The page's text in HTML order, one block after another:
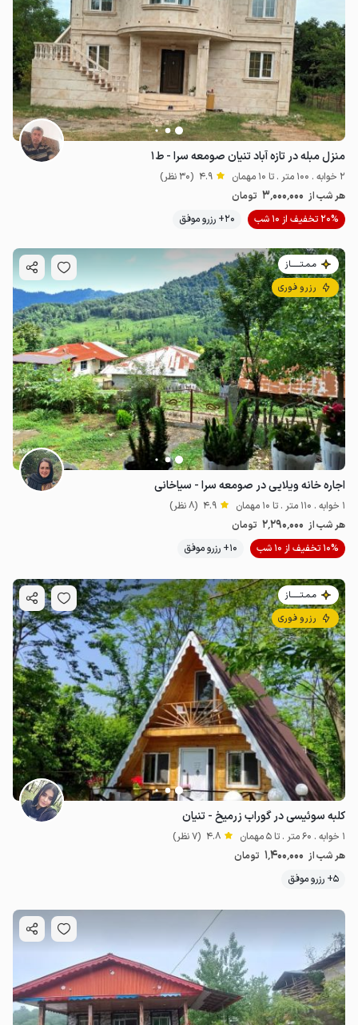
1.99میلیون ت 4.9
منزل مبله در تازه آباد تنیان صومعه سرا - ط۱
2 خوابه . 100 متر . تا 10 مهمان 4.9 (30 نظر)
هر شب از 3٬000٬000 تومان
20% تخفیف از 10 شب
20+ رزرو موفق
مـمـتــــــاز
رزرو فوری
اجاره خانه ویلایی در صومعه سرا - سیاخانی
1 خوابه . 110 متر . تا 10 مهمان 4.9 (8 نظر)
هر شب از 2٬290٬000 تومان
10% تخفیف از 10 شب
10+ رزرو موفق
مـمـتــــــاز
رزرو فوری
کلبه سوئیسی در گوراب زرمیخ - تنیان
1 خوابه . 60 متر . تا 5 مهمان 4.8 (7 نظر)
هر شب از 1٬400٬000 تومان
5+ رزرو موفق